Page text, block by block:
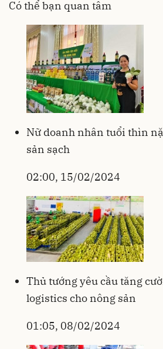
Có thể bạn quan tâm
Nữ doanh nhân tuổi thìn
sản sạch
02:00, 15/02/2024
Thủ tướng yêu cầu tăng
logistics cho nông sản
01:05, 08/02/2024